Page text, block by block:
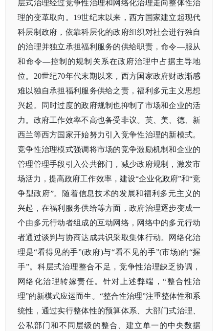
层式治理经过竞争性治理和网络化治理走向整体性治
理的变革取向。19世纪末以来，西方国家建立起现代
科层制政府，依靠科层化的政府组织对社会进行独自
的治理并独立承担福利服务的供给职责，命令—服从
和命令—控制的规制关系在政府治理中占据主导地
位。20世纪70年代末期以来，西方国家政府财政渐感
难以独自承担福利服务供给之责，福利多元主义思想
兴起。同时过度的政府规制也抑制了市场和企业的活
力。政府工作效率不高也备受非议。英、美、德、新
西兰等西方国家开始努力引入竞争性治理的新模式。
竞争性治理模式强调将市场的竞争激励机制和企业的
管理管理手段引入公共部门，减少政府规制，激发市
场活力，提高政府工作效率，建设“企业化政府”和“竞
争型政府”。随着信息技术的发展和福利多元主义的
兴起，在福利服务供给等方面，政府治理逐步变成一
个由多元行动者组成的互动网络，网络中的多元行动
者通过谈判与协商达成共识采取集体行动。网络化治
理是“看得见的手”(政府)与“看不见的手”(市场)的“握
手”。科层式治理整合不足，竞争性治理缺乏协调，
网络化治理转嫁责任。针对上述弊端，“整合性治
理”的新模式应运而生。“整合性治理”注重整体性和系
统性，通过实行整体性的预算体系、大部门式治理、
公私部门和不同层级的整合、建立单一的中央数据